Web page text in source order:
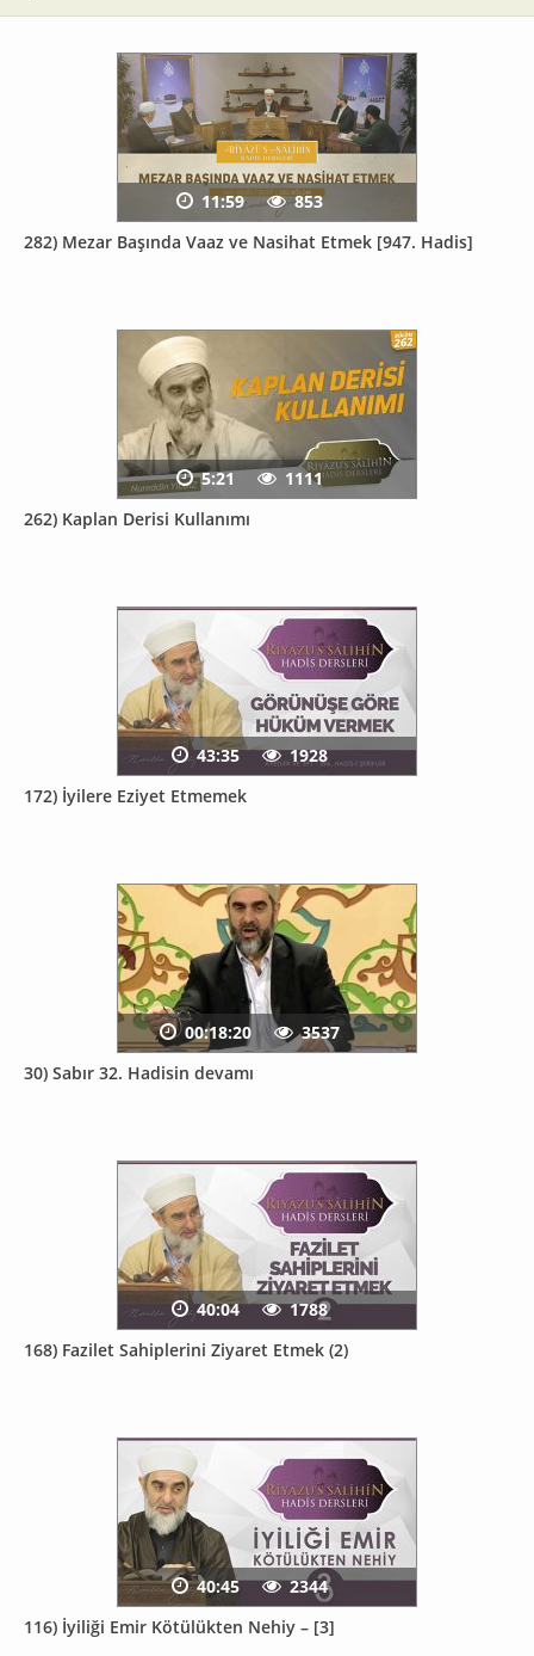
282) Mezar Başında Vaaz ve Nasihat Etmek [947. Hadis]
11:59 853
262) Kaplan Derisi Kullanımı
5:21 1111
172) İyilere Eziyet Etmemek
43:35 1928
30) Sabır 32. Hadisin devamı
00:18:20 3537
168) Fazilet Sahiplerini Ziyaret Etmek (2)
40:04 1788
116) İyiliği Emir Kötülükten Nehiy – [3]
40:45 2344